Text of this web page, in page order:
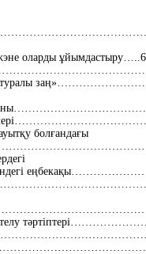
оларды ұйымдастыру…..6
туралы
болғандағы